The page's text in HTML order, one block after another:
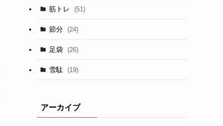
筋トレ (51)
節分 (24)
足袋 (26)
雪駄 (19)
アーカイブ